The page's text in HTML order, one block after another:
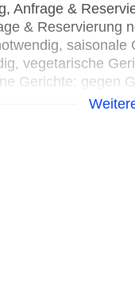
Anfrage &
& Reservierung
saisonale
vegetarische
Gerichte: gegen
gesetztes